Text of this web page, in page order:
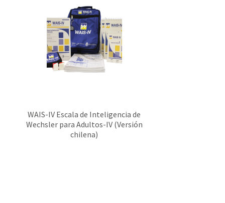
WAIS-IV Escala de Inteligencia de
Wechsler para Adultos-IV (Versión
chilena)